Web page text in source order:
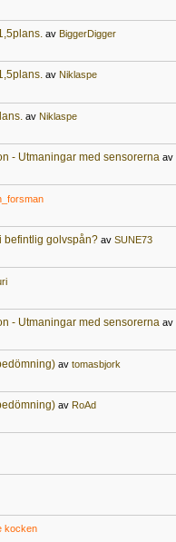
av BiggerDigger
av Niklaspe
av Niklaspe
- Utmaningar med sensorerna av
befintlig golvspån? av SUNE73
- Utmaningar med sensorerna av
av tomasbjork
av RoAd
kocken